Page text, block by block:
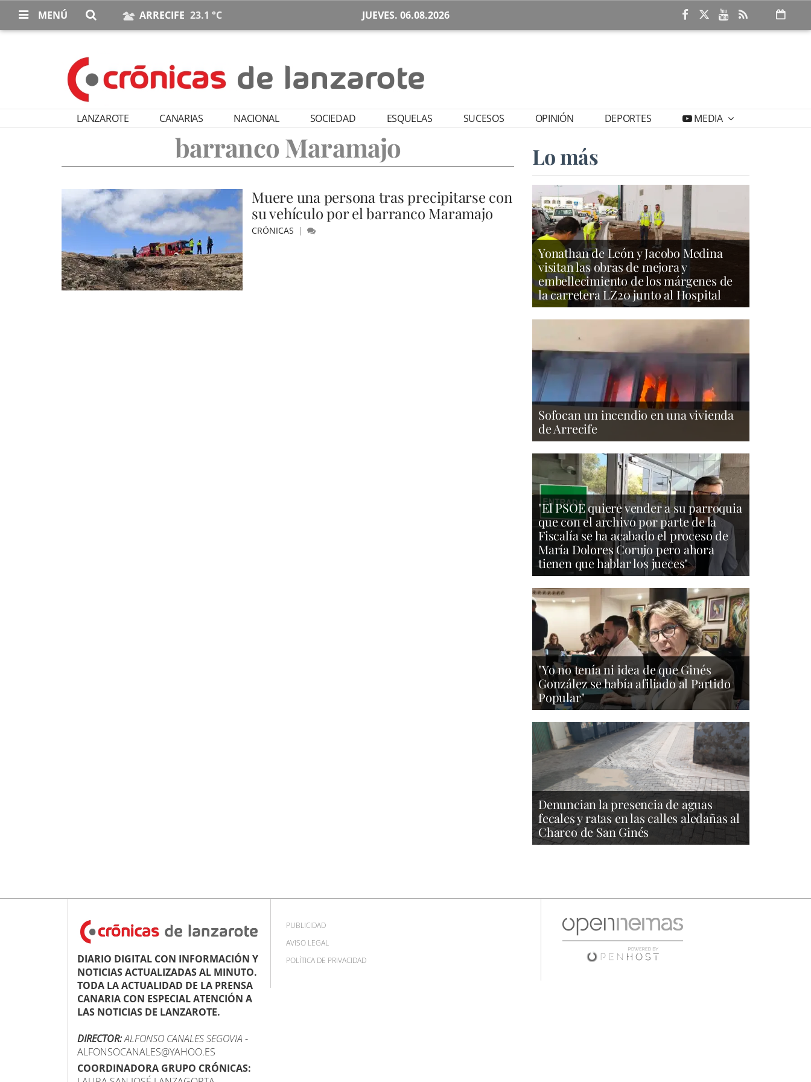
MENÚ ARRECIFE 23.1 °C JUEVES. 06.08.2026
LANZAROTE CANARIAS NACIONAL SOCIEDAD ESQUELAS SUCESOS OPINIÓN DEPORTES MEDIA
barranco Maramajo
Muere una persona tras precipitarse con
su vehículo por el barranco Maramajo
CRÓNICAS
Lo más
Yonathan de León y Jacobo Medina
visitan las obras de mejora y
embellecimiento de los márgenes de
la carretera LZ20 junto al Hospital
Sofocan un incendio en una vivienda
de Arrecife
"El PSOE quiere vender a su parroquia
que con el archivo por parte de la
Fiscalía se ha acabado el proceso de
María Dolores Corujo pero ahora
tienen que hablar los jueces"
"Yo no tenía ni idea de que Ginés
González se había afiliado al Partido
Popular"
Denuncian la presencia de aguas
fecales y ratas en las calles aledañas al
Charco de San Ginés
DIARIO DIGITAL CON INFORMACIÓN Y
NOTICIAS ACTUALIZADAS AL MINUTO.
TODA LA ACTUALIDAD DE LA PRENSA
CANARIA CON ESPECIAL ATENCIÓN A
LAS NOTICIAS DE LANZAROTE.
DIRECTOR:ALFONSO CANALES SEGOVIA -
ALFONSOCANALES@YAHOO.ES
COORDINADORA GRUPO CRÓNICAS:
PUBLICIDAD
AVISO LEGAL
POLÍTICA DE PRIVACIDAD